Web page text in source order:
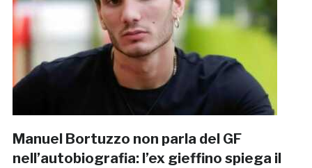
Manuel Bortuzzo non parla del GF
nell’autobiografia: l’ex gieffino spiega il